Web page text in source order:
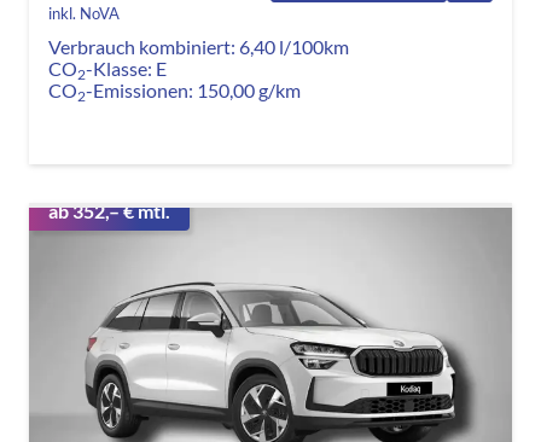
inkl. NoVA
Verbrauch kombiniert: 6,40 l/100km
CO2-Klasse: E
CO2-Emissionen: 150,00 g/km
ab 352,– € mtl.